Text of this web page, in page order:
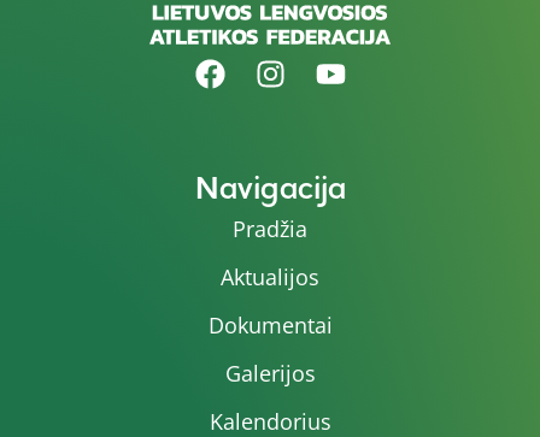
Navigacija
Pradžia
Aktualijos
Dokumentai
Galerijos
Kalendorius